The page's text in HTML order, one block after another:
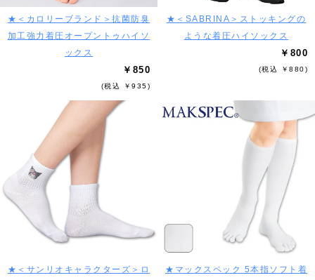
★＜カロリーブランド＞抗菌防臭
加工強力着圧オープントゥハイソ
ックス
￥850
(税込 ￥935)
★＜SABRINA＞ストッキングの
ような着圧ハイソックス
￥800
(税込 ￥880)
★＜サンリオキャラクターズ＞ロ
★マックスペック 5本指ソフト着